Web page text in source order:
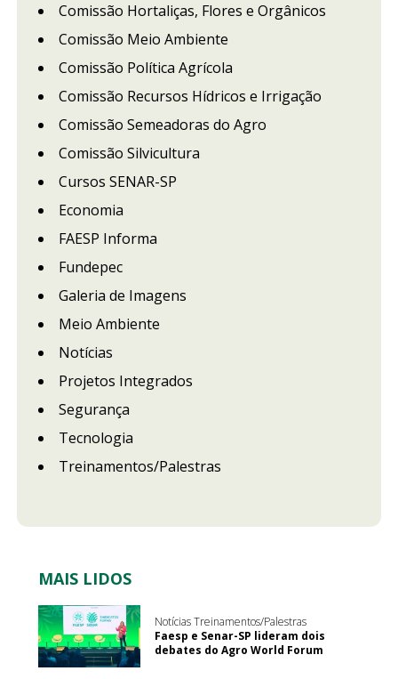
Comissão Hortaliças, Flores e Orgânicos
Comissão Meio Ambiente
Comissão Política Agrícola
Comissão Recursos Hídricos e Irrigação
Comissão Semeadoras do Agro
Comissão Silvicultura
Cursos SENAR-SP
Economia
FAESP Informa
Fundepec
Galeria de Imagens
Meio Ambiente
Notícias
Projetos Integrados
Segurança
Tecnologia
Treinamentos/Palestras
MAIS LIDOS
Notícias Treinamentos/Palestras
Faesp e Senar-SP lideram dois
debates do Agro World Forum